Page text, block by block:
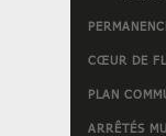
CŒUR DE
PLAN
ARRÊTÉS